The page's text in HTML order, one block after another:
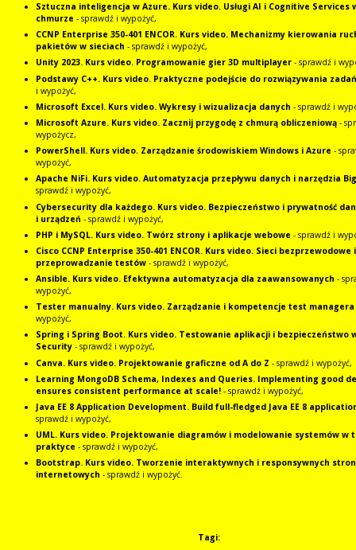
Sztuczna inteligencja w Azure. Kurs video. Usługi AI i Cognitive Services
chmurze - sprawdź i wypożyć,
CCNP Enterprise 350-401 ENCOR. Kurs video. Mechanizmy kierowania
pakietów w sieciach - sprawdź i wypożyć,
Unity 2023. Kurs video. Programowanie gier 3D multiplayer - sprawdź i
Podstawy C++. Kurs video. Praktyczne podejście do rozwiązywania zadań
i wypożyć,
Microsoft Excel. Kurs video. Wykresy i wizualizacja danych - sprawdź i
Microsoft Azure. Kurs video. Zacznij przygodę z chmurą obliczeniową -
wypożycz,
PowerShell. Kurs video. Zarządzanie środowiskiem Windows i Azure -
wypożyć,
Apache NiFi. Kurs video. Automatyzacja przepływu danych i narzędzia
sprawdź i wypożyć,
Cybersecurity dla każdego. Kurs video. Bezpieczeństwo i prywatność
i urządzeń - sprawdź i wypożyć,
PHP i MySQL. Kurs video. Twórz strony i aplikacje webowe - sprawdź i
Cisco CCNP Enterprise 350-401 ENCOR. Kurs video. Sieci bezprzewodowe i
przeprowadzanie testów - sprawdź i wypożyć,
Ansible. Kurs video. Efektywna automatyzacja dla zaawansowanych -
wypożyć,
Tester manualny. Kurs video. Zarządzanie i kompetencje test managera
wypożyć,
Spring i Spring Boot. Kurs video. Testowanie aplikacji i bezpieczeństwo
Security - sprawdź i wypożyć,
Canva. Kurs video. Projektowanie graficzne od A do Z - sprawdź i wypożyć,
Learning MongoDB Schema, Indexes and Queries. Implementing good
ensures consistent performance at scale! - sprawdź i wypożyć,
Java EE 8 Application Development. Build full-fledged Java EE 8
sprawdź i wypożyć,
UML. Kurs video. Projektowanie diagramów i modelowanie systemów w
praktyce - sprawdź i wypożyć,
Bootstrap. Kurs video. Tworzenie interaktywnych i responsywnych stron
internetowych - sprawdź i wypożyć.
Tagi: